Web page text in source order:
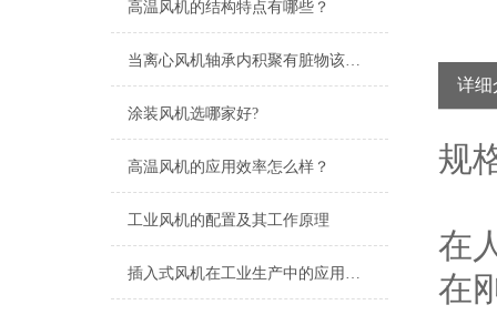
高温风机的结构特点有哪些？
当离心风机轴承内积聚有脏物该怎么清洗
涂装风机选哪家好?
高温风机的应用效率怎么样？
工业风机的配置及其工作原理
插入式风机在工业生产中的应用及优势
详细
规
在
在